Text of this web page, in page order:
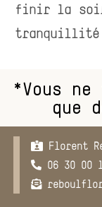
finir la
tranquillité
*Vous
que
Florent
06 30 00